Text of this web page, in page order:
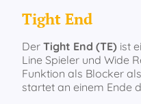
Tight End
Der Tight End (TE) ist
Line Spieler und Wide
Funktion als Blocker
startet an einem Ende